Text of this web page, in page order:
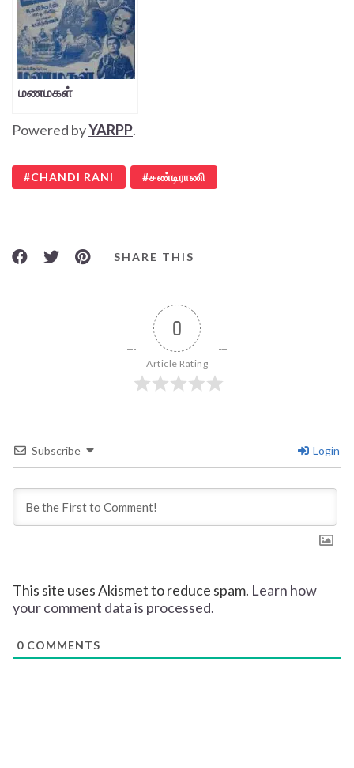
மணமகள்
Powered byYARPP.
CHANDI RANI சண்டிராணி
SHARE THIS
0
Article Rating
Subscribe Login
This site uses Akismet to reduce spam. Learn how
your comment data is processed.
0 COMMENTS